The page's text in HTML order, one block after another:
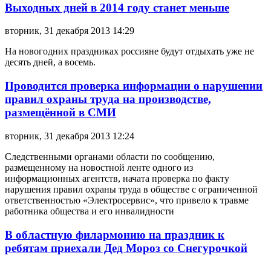
Выходных дней в 2014 году станет меньше
вторник, 31 декабря 2013 14:29
На новогодних праздниках россияне будут отдыхать уже не
десять дней, а восемь.
Проводится проверка информации о нарушении
правил охраны труда на производстве,
размещённой в СМИ
вторник, 31 декабря 2013 12:24
Следственными органами области по сообщению,
размещенному на новостной ленте одного из
информационных агентств, начата проверка по факту
нарушения правил охраны труда в обществе с ограниченной
ответственностью «Электросервис», что привело к травме
работника общества и его инвалидности
В областную филармонию на праздник к
ребятам приехали Дед Мороз со Снегурочкой